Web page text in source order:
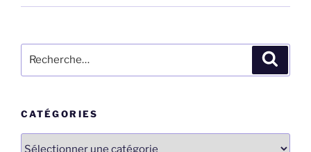
pour
CATÉGORIES